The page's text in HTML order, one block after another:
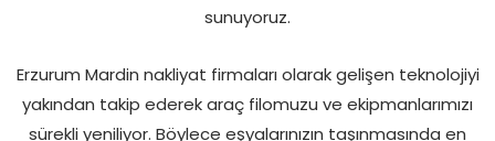
sunuyoruz.
Erzurum Mardin nakliyat firmaları olarak gelişen teknolojiyi
yakından takip ederek araç filomuzu ve ekipmanlarımızı
sürekli yeniliyor. Böylece eşyalarınızın taşınmasında en